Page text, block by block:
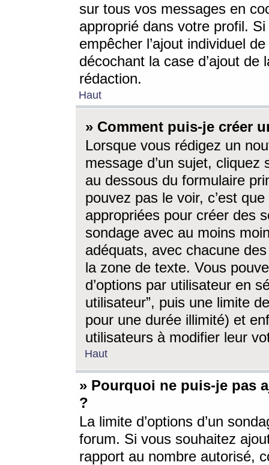
sur tous vos messages en
approprié dans votre profil.
empêcher l’ajout individuel
décochant la case d’ajout
rédaction.
Haut
» Comment puis-je créer
Lorsque vous rédigez un
message d’un sujet, cliquez
au dessous du formulaire
pouvez pas le voir, c’est
appropriées pour créer des
sondage avec au moins
adéquats, avec chacune
la zone de texte. Vous
d’options par utilisateur en
utilisateur”, puis une limite
pour une durée illimité) et
utilisateurs à modifier leur
Haut
» Pourquoi ne puis-je pas
?
La limite d’options d’un
forum. Si vous souhaitez
rapport au nombre autorisé,